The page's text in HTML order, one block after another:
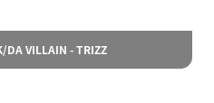
DA VILLAIN - TRIZZ